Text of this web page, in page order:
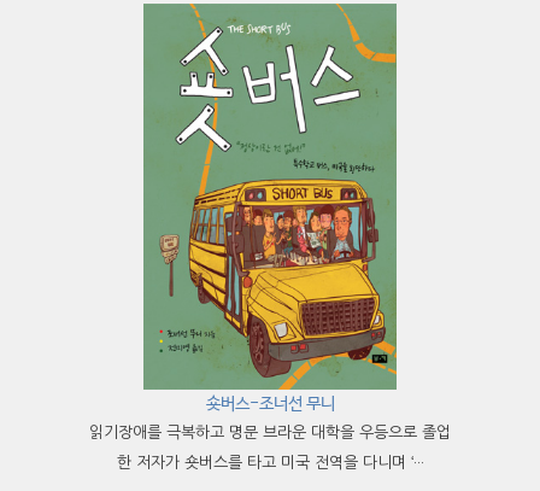
숏버스-조너선 무니
읽기장애를 극복하고 명문 브라운 대학을 우등으로 졸업
한 저자가 숏버스를 타고 미국 전역을 다니며 ‘···